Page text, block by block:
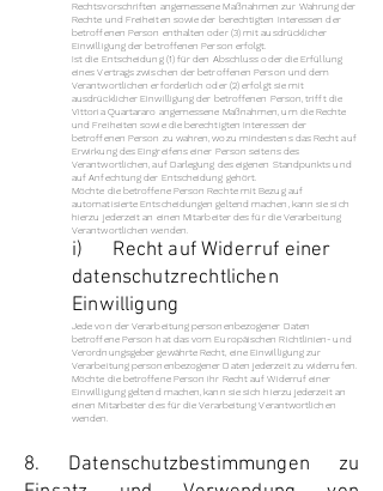
Rechtsvorschriften angemessene Maßnahmen zur Wahrung der
Rechte und Freiheiten sowie der berechtigten Interessen der
betroffenen Person enthalten oder (3) mit ausdrücklicher
Einwilligung der betroffenen Person erfolgt.
Ist die Entscheidung (1) für den Abschluss oder die Erfüllung
eines Vertrags zwischen der betroffenen Person und dem
Verantwortlichen erforderlich oder (2) erfolgt sie mit
ausdrücklicher Einwilligung der betroffenen Person, trifft die
Vittoria Quartararo angemessene Maßnahmen, um die Rechte
und Freiheiten sowie die berechtigten Interessen der
betroffenen Person zu wahren, wozu mindestens das Recht auf
Erwirkung des Eingreifens einer Person seitens des
Verantwortlichen, auf Darlegung des eigenen Standpunkts und
auf Anfechtung der Entscheidung gehört.
Möchte die betroffene Person Rechte mit Bezug auf
automatisierte Entscheidungen geltend machen, kann sie sich
hierzu jederzeit an einen Mitarbeiter des für die Verarbeitung
Verantwortlichen wenden.
i) Recht auf Widerruf einer
datenschutzrechtlichen
Einwilligung
Jede von der Verarbeitung personenbezogener Daten
betroffene Person hat das vom Europäischen Richtlinien- und
Verordnungsgeber gewährte Recht, eine Einwilligung zur
Verarbeitung personenbezogener Daten jederzeit zu widerrufen.
Möchte die betroffene Person ihr Recht auf Widerruf einer
Einwilligung geltend machen, kann sie sich hierzu jederzeit an
einen Mitarbeiter des für die Verarbeitung Verantwortlichen
wenden.
8. Datenschutzbestimmungen zu